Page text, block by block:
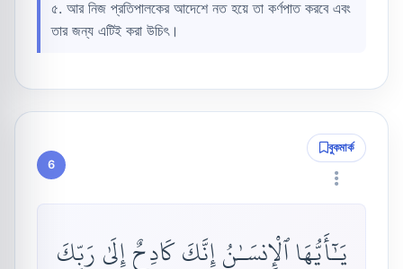
৫. আর নিজ প্রতিপালকের আদেশে নত হয়ে তা কর্ণপাত করবে এবং
তার জন্য এটিই করা উচিৎ।
6
বুকমার্ক
يَـٰٓأَيُّهَا ٱلْإِنسَـٰنُ إِنَّكَ كَادِحٌ إِلَىٰ رَبِّكَ